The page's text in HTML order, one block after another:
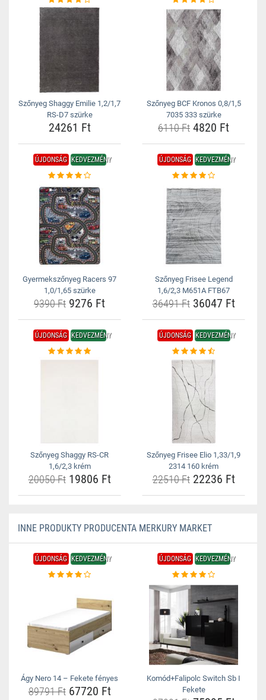
Szőnyeg Shaggy Emilie 1,2/1,7
RS-D7 szürke
24261 Ft
Szőnyeg BCF Kronos 0,8/1,5
7035 333 szürke
6110 Ft 4820 Ft
ÚJDONSÁG KEDVEZMÉNY
Gyermekszőnyeg Racers 97
1,0/1,65 szürke
9390 Ft 9276 Ft
ÚJDONSÁG KEDVEZMÉNY
Szőnyeg Frisee Legend
1,6/2,3 M651A FTB67
36491 Ft36047 Ft
ÚJDONSÁG KEDVEZMÉNY
Szőnyeg Shaggy RS-CR
1,6/2,3 krém
20050 Ft19806 Ft
ÚJDONSÁG KEDVEZMÉNY
Szőnyeg Frisee Elio 1,33/1,9
2314 160 krém
22510 Ft22236 Ft
INNE PRODUKTY PRODUCENTA MERKURY MARKET
ÚJDONSÁG KEDVEZMÉNY
Ágy Nero 14 – Fekete fényes
89791 Ft67720 Ft
ÚJDONSÁG KEDVEZMÉNY
Komód+Falipolc Switch Sb I
Fekete